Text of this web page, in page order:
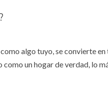
algo tuyo, se convierte en
un hogar de verdad, lo